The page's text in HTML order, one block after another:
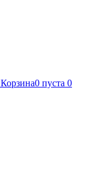
Корзина0 пуста 0